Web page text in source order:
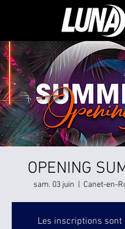
OPENING
sam. 03 juin Canet-en-
Les inscriptions sont